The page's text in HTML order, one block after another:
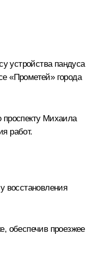
устройства пандуса
«Прометей» города
Михаила
работ.
восстановления
обеспечив проезжее